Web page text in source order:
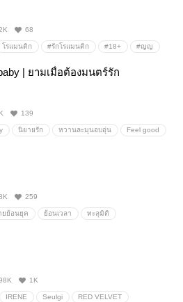
68
โรแมนติก #รักโรแมนติก #18+ #ญญ
| ยามเมื่อต้องมนตร์รัก
139
นิยายรัก หวานละมุนอบอุ่น Feel good
259
ยย้อนยุค ย้อนเวลา ทะลุมิติ
1K
IRENE Seulgi RED VELVET